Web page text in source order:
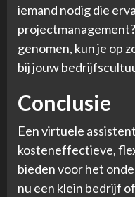
iemand nodig die
genomen, kun je op
bij jouw
Conclusie
Een virtuele
kosteneffectieve,
bieden voor het
nu een klein bedrijf